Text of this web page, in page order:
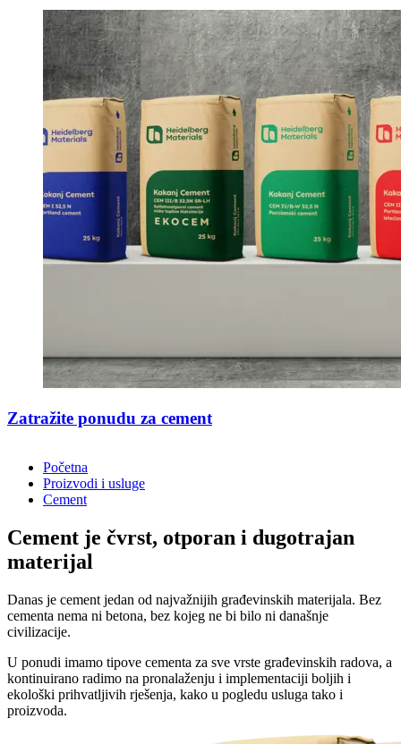
Zatražite ponudu za cement
Početna
Proizvodi i usluge
Cement
Cement je čvrst, otporan i dugotrajan
materijal
Danas je cement jedan od najvažnijih građevinskih materijala. Bez
cementa nema ni betona, bez kojeg ne bi bilo ni današnje
civilizacije.
U ponudi imamo tipove cementa za sve vrste građevinskih radova, a
kontinuirano radimo na pronalaženju i implementaciji boljih i
ekološki prihvatljivih rješenja, kako u pogledu usluga tako i
proizvoda.